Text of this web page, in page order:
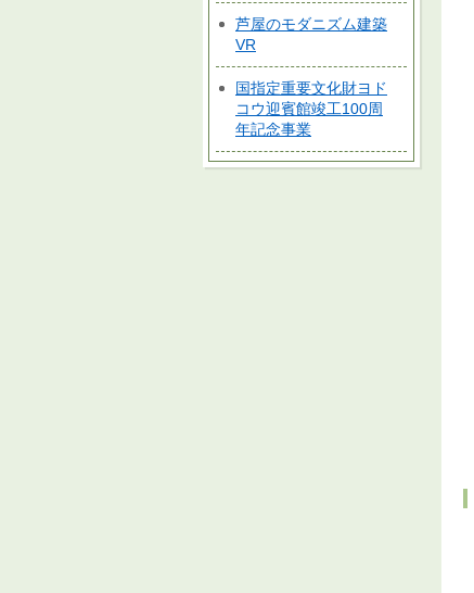
芦屋のモダニズム建築
VR
国指定重要文化財ヨド
コウ迎賓館竣工100周
年記念事業